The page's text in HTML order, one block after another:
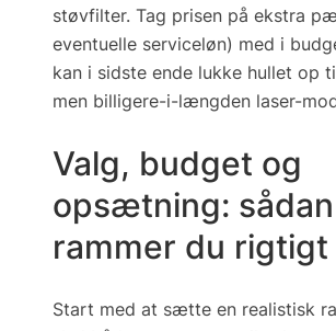
støvfilter. Tag prisen på ekstra
eventuelle serviceløn) med i
kan i sidste ende lukke hullet op
men billigere-i-længden laser-
Valg, budget og
opsætning: sådan
rammer du rigtigt
Start med at sætte en realistisk